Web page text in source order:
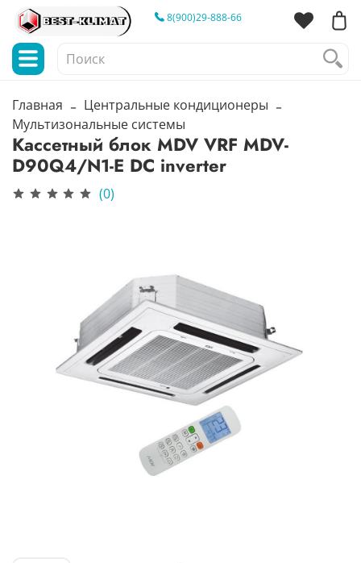
8(900)29-888-66
Главная
Центральные кондиционеры
Мультизональные системы
Кассетный блок MDV VRF MDV-
D90Q4/N1-E DC inverter
(0)